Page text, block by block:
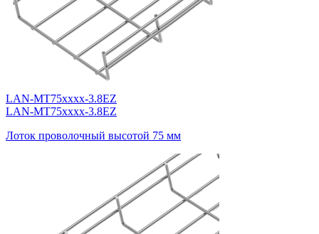
LAN-MT75xxxx-3.8EZ
LAN-MT75xxxx-3.8EZ
Лоток проволочный высотой 75 мм